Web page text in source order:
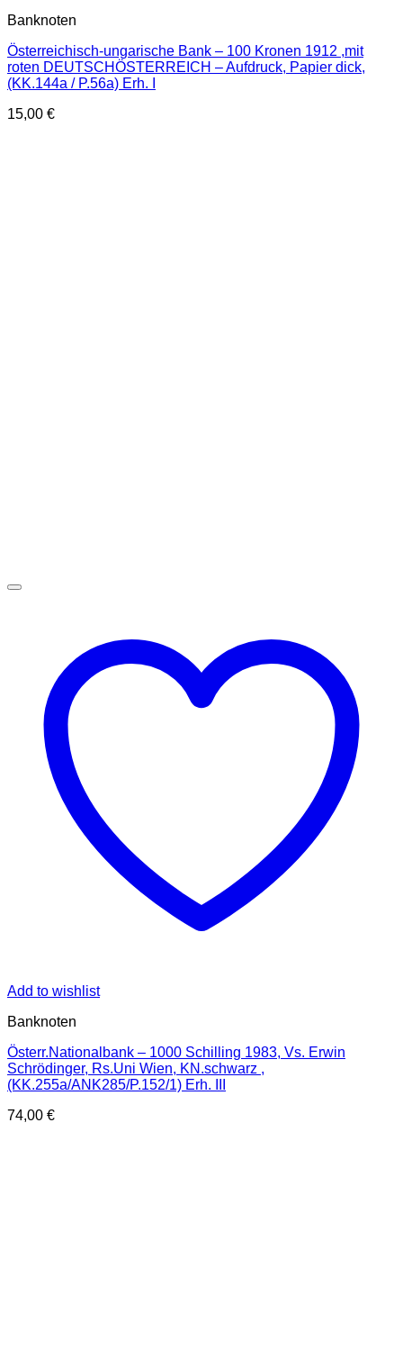
Banknoten
Österreichisch-ungarische Bank – 100 Kronen 1912 ,mit
roten DEUTSCHÖSTERREICH – Aufdruck, Papier dick,
(KK.144a / P.56a) Erh. I
15,00 €
Add to wishlist
Banknoten
Österr.Nationalbank – 1000 Schilling 1983, Vs. Erwin
Schrödinger, Rs.Uni Wien, KN.schwarz ,
(KK.255a/ANK285/P.152/1) Erh. III
74,00 €